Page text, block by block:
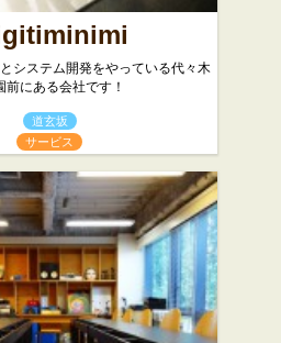
システム開発をやっている代々木
前にある会社です！
道玄坂
サービス